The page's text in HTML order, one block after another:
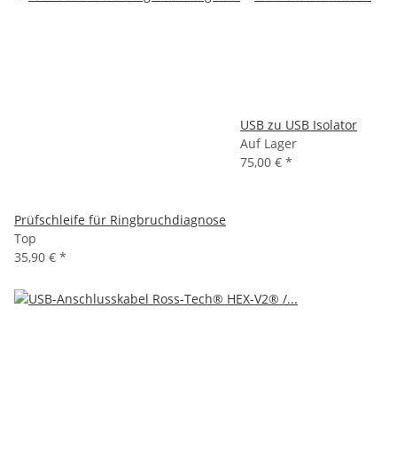
Prüfschleife für Ringbruchdiagnose
Top
35,90 € *
USB zu USB Isolator
Auf Lager
75,00 € *